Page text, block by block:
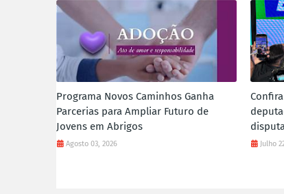
Programa Novos Caminhos Ganha
Parcerias para Ampliar Futuro de
Jovens em Abrigos
Agosto 03, 2026 Julho